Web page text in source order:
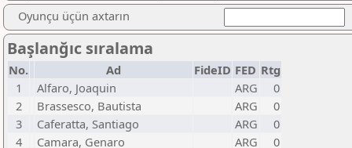
Oyunçu üçün axtarın
Başlanğıc sıralama
No. Ad FideID FED Rtg
1
Alfaro, Joaquin ARG
0
2
Brassesco, Bautista ARG
0
3
Caferatta, Santiago ARG
0
4
Camara, Genaro ARG
0